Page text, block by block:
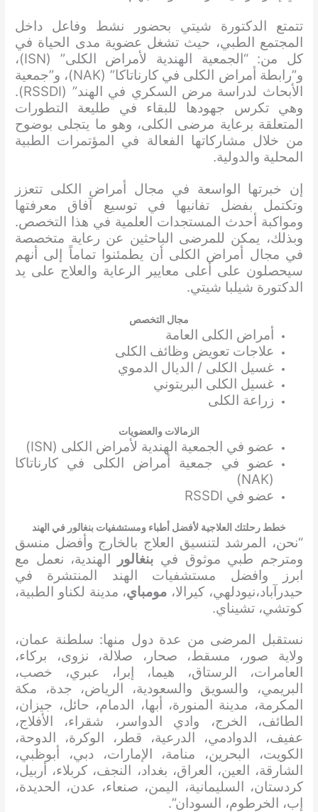
تتمتع الدكتورة شيتي بحضور نشط وفاعل داخل
المجتمع الطبي، حيث تشغل عضوية مدى الحياة في
كل من: “الجمعية الهندية لأمراض الكلى” (ISN)،
و”رابطة أمراض الكلى في كارناتاكا” (NAK)، و”جمعية
الأبحاث لدراسة مرض السكري في الهند” (RSSDI).
وهي تكرس جهودها للبقاء في طليعة التطورات
المتعلقة برعاية مرضى الكلى، وهو ما يتجلى بوضوح
من خلال مشاركاتها الفعالة في المؤتمرات الطبية
المحلية والدولية.
إن خبرتها الواسعة في مجال أمراض الكلى تتعزز
وتكتمل بفضل تفانيها في توسيع آفاق معرفتها
ومواكبة أحدث المستجدات العلمية في هذا التخصص.
وبذلك، يمكن للمرضى الباحثين عن رعاية متخصصة
في مجال أمراض الكلى أن يطمئنوا تماماً إلى أنهم
سيحصلون على أعلى معايير الرعاية والعلاج على يد
الدكتورة شيلبا شيتي.
مجال التخصص
أمراض الكلى العامة
علاجات تعويض وظائف الكلى
غسيل الكلى / الديال الدموي
غسيل الكلى البريتوني
زراعة الكلى
الزمالات والعضويات
عضو في الجمعية الهندية لأمراض الكلى (ISN)
عضو في جمعية أمراض الكلى في كارناتاكا
(NAK)
عضو في RSSDI
خطط رحلتك العلاجية لأفضل أطباء ومستشفيات بنغالور في الهند
“نحن، المرشد لتنسيق العلاج بالخارج وأفضل منسق
ومترجم طبي موثوق في بنغالور الهندية، نعمل مع
ابرز وافضل مستشفيات الهند المنتشرة في
حيدرآباد،نيودلهي، كيرالا، مومباي، مدينة لكناو الطبية،
كوتشي، تشيناي.
نستقبل المرضى من عدة دول منها: سلطنة عمان،
ولاية صور، مسقط، صحار، صلالة، نزوى، بركاء،
العامرات، الرستاق، هيما، إبرا، عبري، خصب،
البريمي، والسويق والسعودية، الرياض، جدة، مكة
المكرمة، مدينة المنورة، أبها، الدمام، حائل، جيزان،
الطائف، الخرج، وادي الدواسر، شقراء، الأفلاج،
عفيف، الدوادمي، الدرعية، قطر، الوكرة، الدوحة،
الكويت، البحرين، منامة، الإمارات، دبي، أبوظبي،
الشارقة، العين، العراق، بغداد، النجف، كربلاء، أربيل،
كردستان، السليمانية، اليمن، صنعاء، عدن، الحديدة،
إب، الخرطوم، السودان”.